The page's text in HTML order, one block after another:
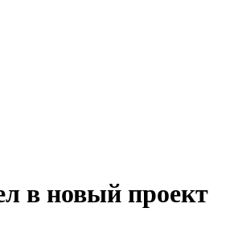
в новый проект